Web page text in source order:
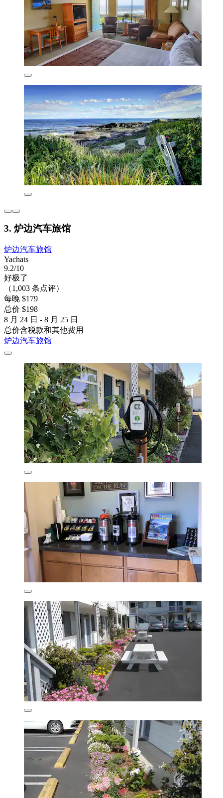
3. 炉边汽车旅馆
炉边汽车旅馆
Yachats
9.2/10
好极了
（1,003 条点评）
每晚 $179
总价 $198
8 月 24 日 - 8 月 25 日
总价含税款和其他费用
炉边汽车旅馆